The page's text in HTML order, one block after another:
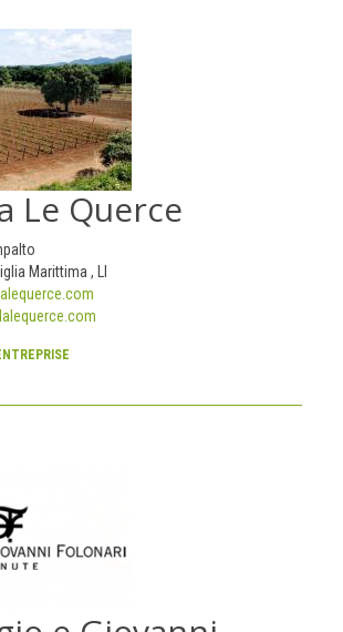
Le Querce
Marittima, LI